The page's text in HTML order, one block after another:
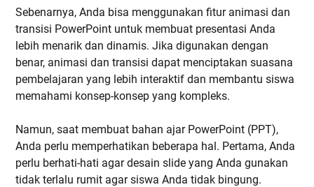
Sebenarnya, Anda bisa menggunakan fitur animasi dan
transisi PowerPoint untuk membuat presentasi Anda
lebih menarik dan dinamis. Jika digunakan dengan
benar, animasi dan transisi dapat menciptakan suasana
pembelajaran yang lebih interaktif dan membantu siswa
memahami konsep-konsep yang kompleks.
Namun, saat membuat bahan ajar PowerPoint (PPT),
Anda perlu memperhatikan beberapa hal. Pertama, Anda
perlu berhati-hati agar desain slide yang Anda gunakan
tidak terlalu rumit agar siswa Anda tidak bingung.